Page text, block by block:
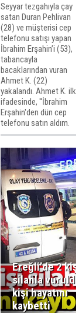
Seyyar tezgahıyla çay
satan Duran Pehlivan
(28) ve müşterisi cep
telefonu satışı yapan
İbrahim Erşahin’i (53),
tabancayla
bacaklarından vuran
Ahmet K. (22)
yakalandı. Ahmet K. ilk
ifadesinde, ''İbrahim
Erşahin'den dün cep
telefonu satın aldım.
Ereğli’de 2 kişi
silahla
kişi hayatını
kaybetti